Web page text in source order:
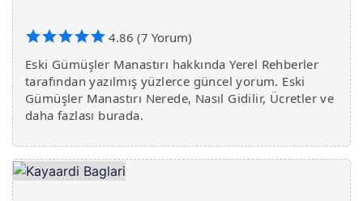
4.86 (7 Yorum)
Eski Gümüşler Manastırı hakkında Yerel Rehberler
tarafından yazılmış yüzlerce güncel yorum. Eski
Gümüşler Manastırı Nerede, Nasıl Gidilir, Ücretler ve
daha fazlası burada.